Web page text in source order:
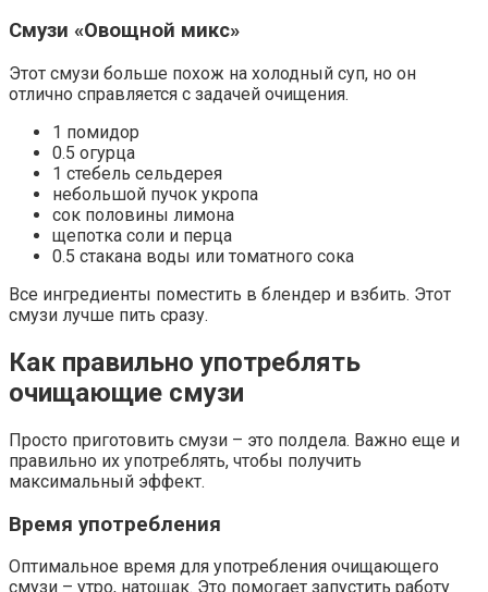
Смузи «Овощной микс»
Этот смузи больше похож на холодный суп, но он
отлично справляется с задачей очищения.
1 помидор
0.5 огурца
1 стебель сельдерея
небольшой пучок укропа
сок половины лимона
щепотка соли и перца
0.5 стакана воды или томатного сока
Все ингредиенты поместить в блендер и взбить. Этот
смузи лучше пить сразу.
Как правильно употреблять
очищающие смузи
Просто приготовить смузи – это полдела. Важно еще и
правильно их употреблять, чтобы получить
максимальный эффект.
Время употребления
Оптимальное время для употребления очищающего
смузи – утро, натощак. Это помогает запустить работу